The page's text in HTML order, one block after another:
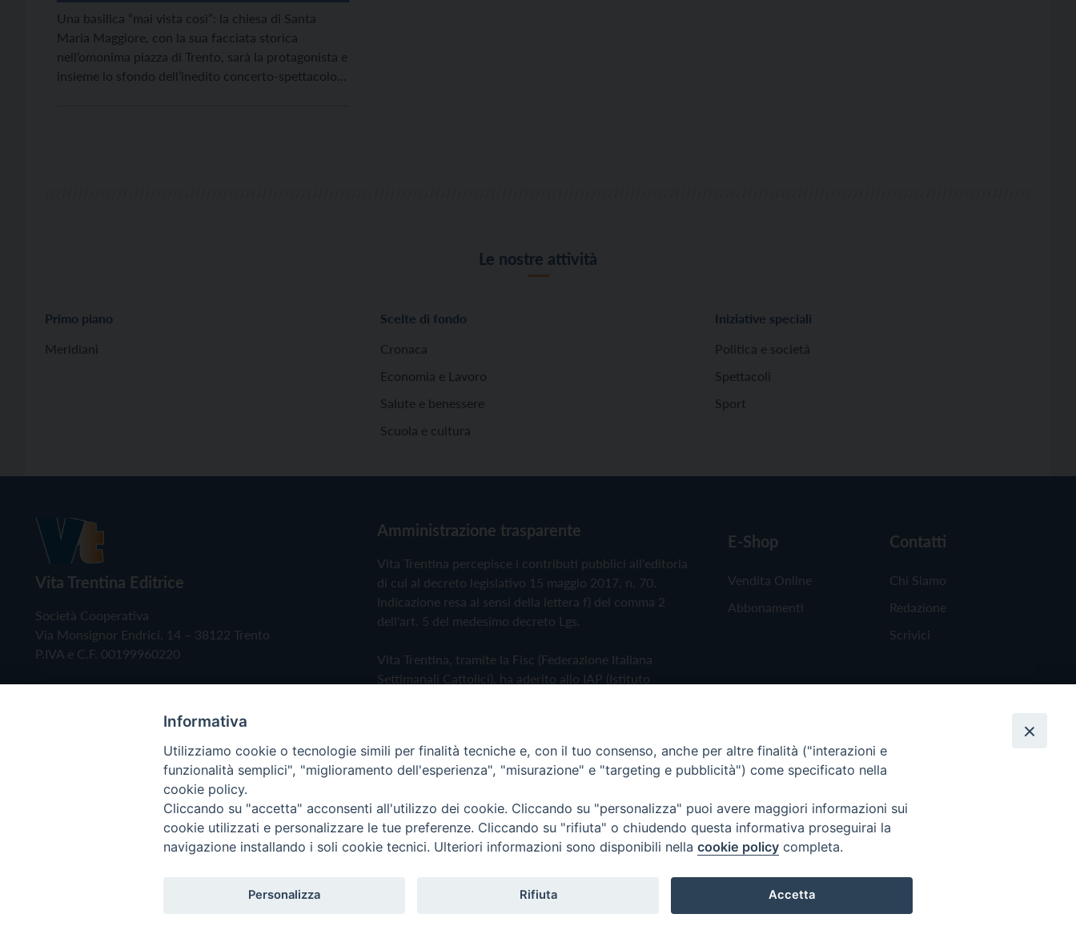
Una basilica “mai vista così”: la chiesa di Santa
Maria Maggiore, con la sua facciata storica
nell’omonima piazza di Trento, sarà la protagonista e
insieme lo sfondo dell’inedito concerto-spettacolo
Le nostre attività
Primo piano
Meridiani
Scelte di fondo
Cronaca
Economia e Lavoro
Salute e benessere
Scuola e cultura
Iniziative speciali
Politica e società
Spettacoli
Sport
Vita Trentina Editrice
Società Cooperativa
Via Monsignor Endrici, 14 – 38122 Trento
P.IVA e C.F. 00199960220
Amministrazione trasparente
Vita Trentina percepisce i contributi pubblici all'editoria
di cui al decreto legislativo 15 maggio 2017, n. 70.
Indicazione resa ai sensi della lettera f) del comma 2
dell'art. 5 del medesimo decreto Lgs.
Vita Trentina, tramite la Fisc (Federazione Italiana
Settimanali Cattolici), ha aderito allo IAP (Istituto
Privacy Policy Cookie Policy
E-Shop
Vendita Online
Abbonamenti
Contatti
Chi Siamo
Redazione
Scrivici
Copyright © 2019 - Tutti i diritti riservati - Vita Trentina Editrice
Informativa
Utilizziamo cookie o tecnologie simili per finalità tecniche e, con il tuo consenso, anche per altre finalità ("interazioni e
funzionalità semplici", "miglioramento dell'esperienza", "misurazione" e "targeting e pubblicità") come specificato nella
cookie policy.
Cliccando su "accetta" acconsenti all'utilizzo dei cookie. Cliccando su "personalizza" puoi avere maggiori informazioni sui
cookie utilizzati e personalizzare le tue preferenze. Cliccando su "rifiuta" o chiudendo questa informativa proseguirai la
navigazione installando i soli cookie tecnici. Ulteriori informazioni sono disponibili nella cookie policy completa.
Personalizza Rifiuta Accetta